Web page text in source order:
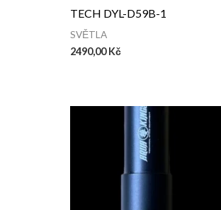
TECH DYL-D59B-1
SVĚTLA
2490,00Kč